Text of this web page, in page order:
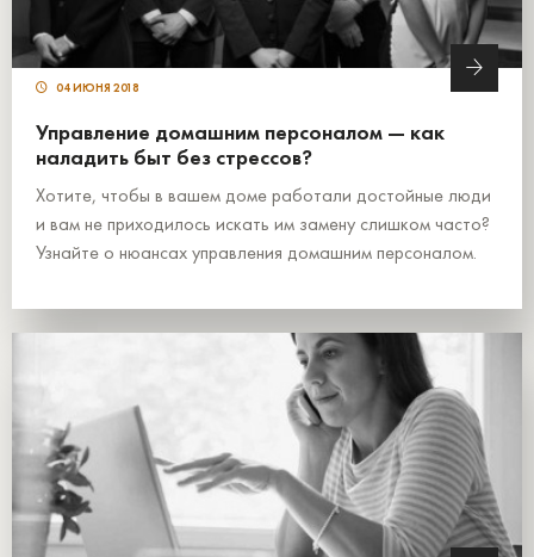
04 ИЮНЯ 2018
Управление домашним персоналом — как
наладить быт без стрессов?
Хотите, чтобы в вашем доме работали достойные люди
и вам не приходилось искать им замену слишком часто?
Узнайте о нюансах управления домашним персоналом.